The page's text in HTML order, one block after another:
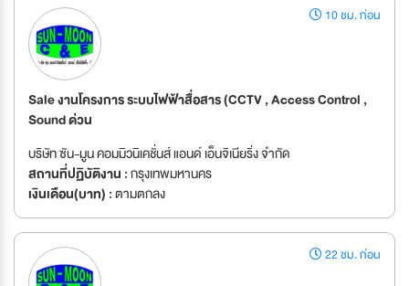
10 ชม. ก่อน
Sale งานโครงการ ระบบไฟฟ้าสื่อสาร (CCTV , Access Control ,
Sound ด่วน
บริษัท ซัน-มูน คอมมิวนิเคชั่นส์ แอนด์ เอ็นจิเนียริ่ง จำกัด
สถานที่ปฏิบัติงาน :กรุงเทพมหานคร
เงินเดือน(บาท) :ตามตกลง
22 ชม. ก่อน